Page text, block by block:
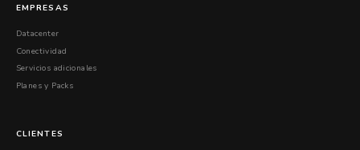
EMPRESAS
Datacenter
Conectividad
Servicios adicionales
Planes y Packs
CLIENTES